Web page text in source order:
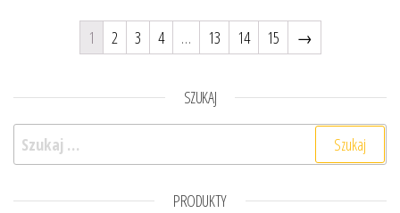
1 2 3 4 … 13 14 15 →
SZUKAJ
Szukaj:
PRODUKTY